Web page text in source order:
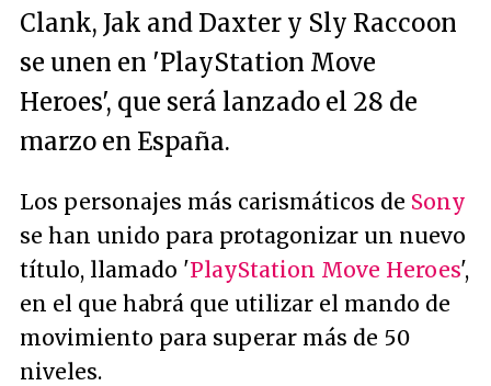
Clank, Jak and Daxter y Sly Raccoon
se unen en 'PlayStation Move
Heroes', que será lanzado el 28 de
marzo en España.
Los personajes más carismáticos de Sony
se han unido para protagonizar un nuevo
título, llamado 'PlayStation Move Heroes',
en el que habrá que utilizar el mando de
movimiento para superar más de 50
niveles.